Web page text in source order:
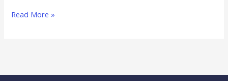
心
造
Read More »